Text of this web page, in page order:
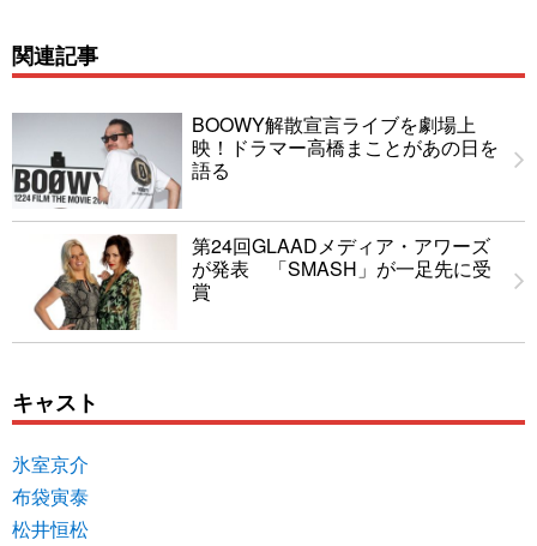
関連記事
BOOWY解散宣言ライブを劇場上
映！ドラマー高橋まことがあの日を
語る
第24回GLAADメディア・アワーズ
が発表 「SMASH」が一足先に受
賞
キャスト
氷室京介
布袋寅泰
松井恒松